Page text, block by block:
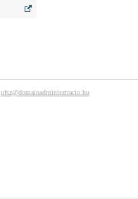
ufsz@domainadminisztracio.hu